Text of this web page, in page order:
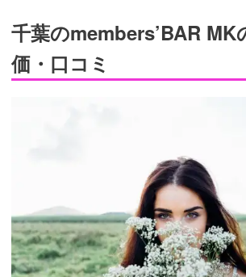
千葉のmembers’BAR MK
価・口コミ